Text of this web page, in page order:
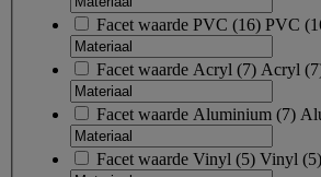
Facet waarde PVC (16) PVC
Facet waarde Acryl (7) Acryl
Facet waarde Aluminium (7)
Facet waarde Vinyl (5) Vinyl (5)